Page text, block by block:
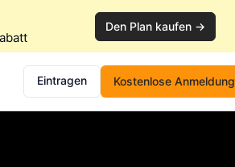
Den Plan kaufen →
Eintragen Kostenlose Anmeldung